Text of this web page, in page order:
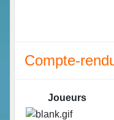
Compte-
Joueurs